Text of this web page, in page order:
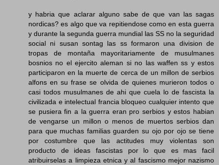
y habria que aclarar alguno sabe de que van las sagas
nordicas? es algo que va repitiendose como en esta guerra
y durante la segunda guerra mundial las SS no la seguridad
social ni susan sontag las ss formaron una division de
tropas de montaña mayoritariamente de musulmanes
bosnios no el ejercito aleman si no las waffen ss y estos
participaron en la muerte de cerca de un millon de serbios
alfons en su frase se olvida de quienes murieron todos o
casi todos musulmanes de ahi que cuela lo de fascista la
civilizada e intelectual francia bloqueo cualquier intento que
se pusiera fin a la guerra eran pro serbios y estos habian
de vengarse un millon o menos de muertos serbios dan
para que muchas familias guarden su ojo por ojo se tiene
por costumbre que las actitudes muy violentas son
producto de ideas fascistas por lo que es mas facil
atribuirselas a limpieza etnica y al fascismo mejor nazismo